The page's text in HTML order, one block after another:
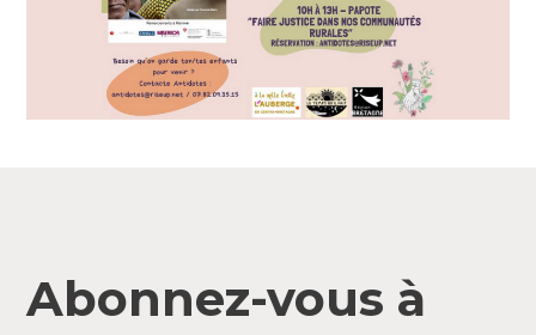
Abonnez-vous à